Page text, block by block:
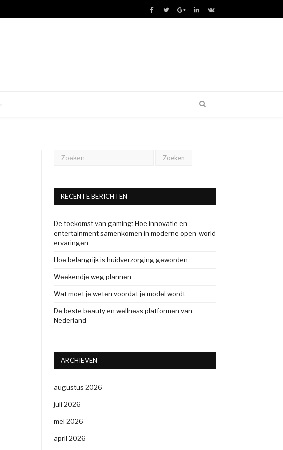
Facebook
TwitterGoogle+LinkedIn
VK
RECENTE BERICHTEN
De toekomst van gaming: Hoe innovatie en
entertainment samenkomen in moderne open-world
ervaringen
Hoe belangrijk is huidverzorging geworden
Weekendje weg plannen
Wat moet je weten voordat je model wordt
De beste beauty en wellness platformen van
Nederland
ARCHIEVEN
augustus 2026
juli 2026
mei 2026
april 2026